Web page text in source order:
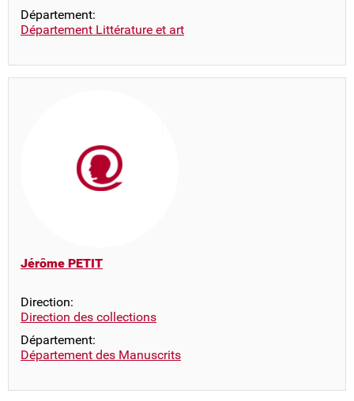
Département:
Département Littérature et art
Jérôme PETIT
Direction:
Direction des collections
Département:
Département des Manuscrits